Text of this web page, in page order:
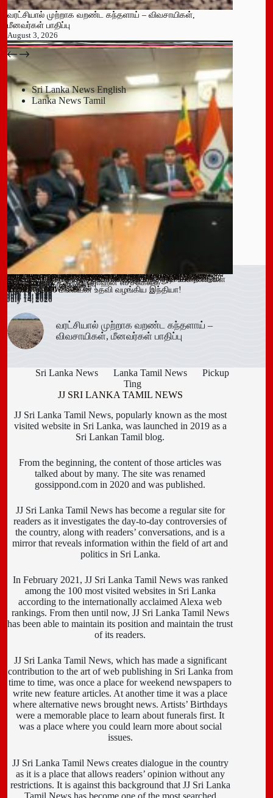
வரட்சியால் முற்றாக வறண்ட கந்தளாய் – விவசாயிகள்,
மீனவர்கள் பாதிப்பு
August 3, 2026
ஓகஸ்ட் நடுப்பகுதி வரை அபாயம் – வவுனியாவிலும் 67 பேருக்கு
டெங்கு உறுதி
July 16, 2026
இளைஞர்களை போதைக்கு இட்டுச் செல்லும் சமூக ஊடக
விளம்பரங்கள் – அஜித் ரொஹன எச்சரிக்கை
July 15, 2026
காலி சிறையை குறிவைத்து போதைப்பொருள் கடத்தல் முயற்சி
முறியடிப்பு
July 15, 2026
வவுனியா மாநகர முதல்வரை பதவி நீக்கும் வர்த்தமானிக்கு
இடைக்காலத் தடை நீடிப்பு
July 15, 2026
கந்தளாயில் பொலிஸ் விசேட சோதனை!
July 15, 2026
வவுனியா – போகஸ்வெவ வீதி (B442) அபிவிருத்திப் பணிகள்
ஆரம்பம்!
July 15, 2026
அரச அதிகாரிகளுக்கான விடுமுறை விதிகளில் திருத்தம்;
அமைச்சரவை ஒப்புதல்
July 15, 2026
மஸ்கெலியா பொலிஸ் பிரிவில் போதைப்பொருளுடன் இருவர்
கைது!
July 15, 2026
பூநகரி பிரதேச செயலகத்தின் புதிய உதவிப் பிரதேச செயலாளர்
கடமையேற்பு!
July 15, 2026
யாழ். மாவட்ட கல்வி அபிவிருத்தி உப குழுக் கூட்டம்!
July 15, 2026
புதுக்குடியிருப்பு பாடசாலையில் பதற்றம்; சக மாணவர்களை
தாக்கிய மூவர் சிறையில்
July 14, 2026
பதுளை மாநகர சபையின் NPP உறுப்பினர் திடீர் ராஜினாமா!
July 14, 2026
கல்வயல் நுணாவில் வீதியின் பாலத்திற்கான அடிக்கல் நாட்டும்
விழா!
July 14, 2026
தெனியாய ஆரம்ப வைத்தியசாலைக்கு மருத்துவ உபகரணங்கள்
வழங்க ரூ.600 மில்லியன் உதவி வழங்கிய இந்தியா!
July 14, 2026
Sri Lanka News English
Lanka News Tamil
Leave a Reply
You must be
logged into post a comment.
Trending now
வரட்சியால் முற்றாக வறண்ட கந்தளாய் –
விவசாயிகள், மீனவர்கள் பாதிப்பு
Sri Lanka News Lanka Tamil News
Pickup
Ting
JJ SRI LANKA TAMIL NEWS
JJ Sri Lanka Tamil News, popularly known as the most
visited website in Sri Lanka, was launched in 2019 as a
Sri Lankan Tamil blog.
From the beginning, the content of those articles was
talked about by many. The site was renamed
gossippond.com in 2020 and was published.
JJ Sri Lanka Tamil News has become a regular site for
readers as it investigates the day-to-day controversies of
the country, along with readers’ conversations, and is a
mirror that reveals information within the field of art and
politics in Sri Lanka.
In February 2021, JJ Sri Lanka Tamil News was ranked
among the 100 most visited websites in Sri Lanka
according to the internationally acclaimed Alexa web
rankings. From then until now, JJ Sri Lanka Tamil News
has been able to maintain its position and maintain the trust
of its readers.
JJ Sri Lanka Tamil News, which has made a significant
contribution to the art of web publishing in Sri Lanka from
time to time, was once a place for weekend newspapers to
write new feature articles. At another time it was a place
where alternative news brought news. Artists’ Birthdays
were a memorable place to learn about funerals first. It
was a place where you could learn more about social
issues.
JJ Sri Lanka Tamil News creates dialogue in the country
as it is a place that allows readers’ opinion without any
restrictions. It is against this background that JJ Sri Lanka
Tamil News has become one of the most searched